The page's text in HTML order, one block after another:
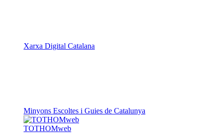
Xarxa Digital Catalana
Minyons Escoltes i Guies de Catalunya
TOTHOMweb